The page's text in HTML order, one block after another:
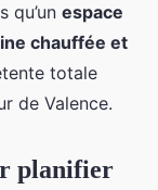
qu’un espace
chauffée et
totale
de Valence.
planifier